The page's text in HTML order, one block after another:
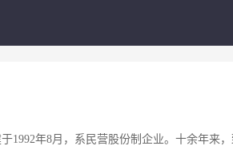
1992年8月，系民营股份制企业。十余年来